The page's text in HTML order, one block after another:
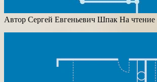
Автор Сергей Евгеньевич Шпак На чтение